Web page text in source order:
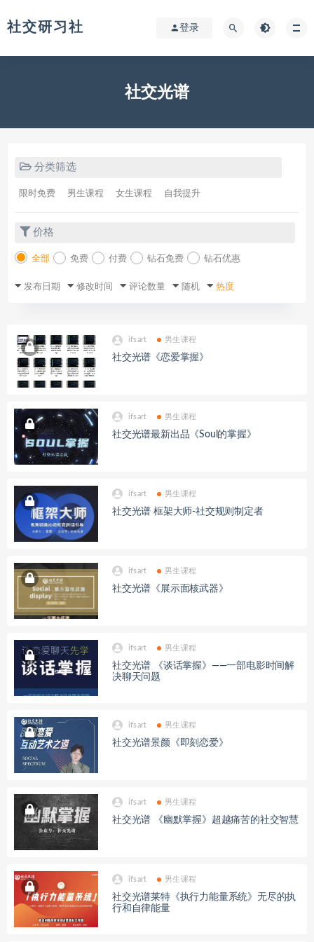
社交研习社 登录
社交光谱
分类筛选
限时免费 男生课程 女生课程 自我提升
价格
全部 免费 付费 钻石免费 钻石优惠
发布日期 修改时间 评论数量 随机 热度
ifsart 男生课程
社交光谱《恋爱掌握》
ifsart 男生课程
社交光谱最新出品《Soul的掌握》
ifsart 男生课程
社交光谱 框架大师-社交规则制定者
ifsart 男生课程
社交光谱《展示面核武器》
ifsart 男生课程
社交光谱 《谈话掌握》——一部电影时间解
决聊天问题
ifsart 男生课程
社交光谱景颜《即刻恋爱》
ifsart 男生课程
社交光谱 《幽默掌握》超越痛苦的社交智慧
ifsart 男生课程
社交光谱莱特《执行力能量系统》无尽的执
行和自律能量